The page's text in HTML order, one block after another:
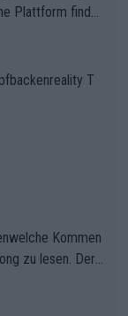
Plattform finde
T
Kommen
zu lesen. Der